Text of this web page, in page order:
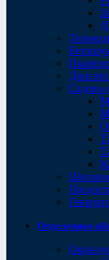
Садово-
Отделочное